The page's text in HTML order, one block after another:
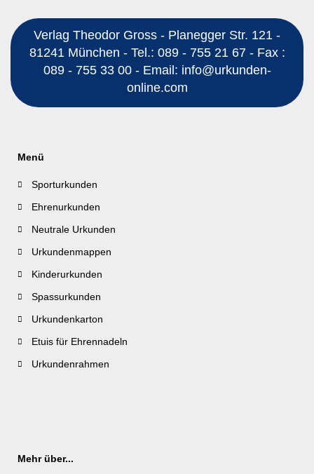
Verlag Theodor Gross - Planegger Str. 121 -
81241 München - Tel.: 089 - 755 21 67 - Fax :
089 - 755 33 00 - Email: info@urkunden-
online.com
Menü
Sporturkunden
Ehrenurkunden
Neutrale Urkunden
Urkundenmappen
Kinderurkunden
Spassurkunden
Urkundenkarton
Etuis für Ehrennadeln
Urkundenrahmen
Mehr über...